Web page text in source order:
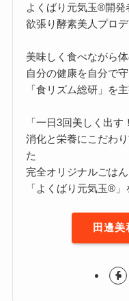
よくばり元気玉®開発
欲張り酵素美人プロ
美味しく食べながら
自分の健康を自分で
「食リズム総研」を
「一日3回美しく出す
消化と栄養にこだわ
た
完全オリジナルごはん
「よくばり元気玉®
田邊美